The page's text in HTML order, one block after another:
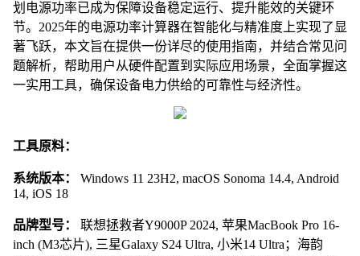
划电源功率已成为保障设备稳定运行、提升能效的关键环
节。2025年的电源功率计算器在智能化与精准度上实现了显
著飞跃，本文旨在提供一份详尽的使用指南，并结合常见问
题解析，帮助用户从硬件配置到实际应用场景，全面掌握这
一实用工具，确保设备电力供给的可靠性与经济性。
工具原料：
系统版本：
Windows 11 23H2, macOS Sonoma 14.4, Android
14, iOS 18
品牌型号：
联想拯救者Y9000P 2024, 苹果MacBook Pro 16-
inch (M3芯片), 三星Galaxy S24 Ultra, 小米14 Ultra；海韵